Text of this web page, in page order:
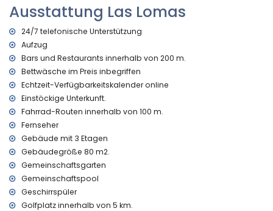
nächster Park innerhalb von 100 Metern vom Appartement
nächster Flughafen: Valencia (innerhalb von 100 Kilometern
vom Appartement)
zweitnächster Flughafen: Alicante (innerhalb von 100
Kilometern vom Appartement)
Haustiere sind nicht erlaubt
Das Gebäude, in dem sich die Unterkunft befindet, hat einen
Aufzug.
Die Unterkunft ist sehr gut für Familien mit Kindern geeignet.
Ausstattung und Dienstleistungen im Mietpreis des
Appartements enthalten
Internet (Glasfaser)
Staubsauger
Bettwäsche und Handtücher
Rezeptionsservice und 24-Stunden-Notdienst
Ausstattung und Dienstleistungen gegen Aufpreis
Ausstattung Las Lomas
24/7 telefonische Unterstützung
Aufzug
Bars und Restaurants innerhalb von 200 m.
Bettwäsche im Preis inbegriffen
Echtzeit-Verfügbarkeitskalender online
Einstöckige Unterkunft.
Fahrrad-Routen innerhalb von 100 m.
Fernseher
Gebäude mit 3 Etagen
Gebäudegröße 80 m2.
Gemeinschaftsgarten
Gemeinschaftspool
Geschirrspüler
Golfplatz innerhalb von 5 km.